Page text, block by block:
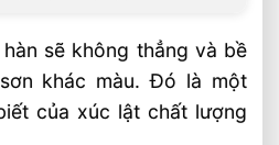
sẽ không thẳng và bề
khác màu. Đó là một
của xúc lật chất lượng